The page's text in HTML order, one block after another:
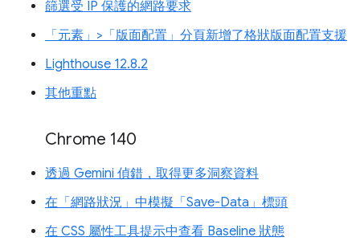
篩選受 IP 保護的網路要求
「元素」>「版面配置」分頁新增了格狀版面配置支援
Lighthouse 12.8.2
其他重點
Chrome 140
透過 Gemini 偵錯，取得更多洞察資料
在「網路狀況」中模擬「Save-Data」標頭
在 CSS 屬性工具提示中查看 Baseline 狀態